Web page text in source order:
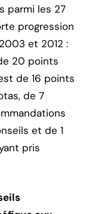
parmi les 27
progression
et 2012 :
20 points
de 16 points
de 7
et de 1
pris